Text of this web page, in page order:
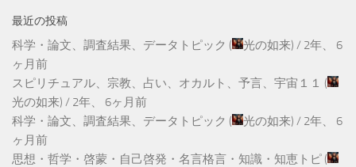
最近の投稿
科学・論文、調査結果、データトピック ( 光の如来) / 2年、 6
ヶ月前
スピリチュアル、宗教、占い、オカルト、予言、宇宙１１ (
光の如来) / 2年、 6ヶ月前
科学・論文、調査結果、データトピック ( 光の如来) / 2年、 6
ヶ月前
思想・哲学・啓蒙・自己啓発・名言格言・知識・知恵トピ (